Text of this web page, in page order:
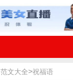
范文大全>祝福语